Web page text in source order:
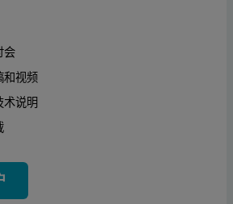
where thermal scans are collected on
tab at the top of the analysis pane, the
会
和视频
术说明